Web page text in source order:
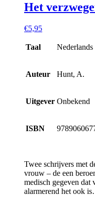
Het
€5,95
Taal Nederlands
Auteur Hunt, A.
Uitgever Onbekend
ISBN
Twee schrijvers met
vrouw – de een
medisch gegeven dat
alarmerend het ook